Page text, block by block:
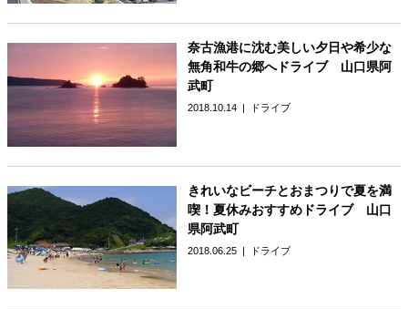
奈古漁港に沈む美しい夕日や希少な
無角和牛の郷へドライブ 山口県阿
武町
2018.10.14 ドライブ
きれいなビーチとおまつりで夏を満
喫！夏休みおすすめドライブ 山口
県阿武町
2018.06.25 ドライブ